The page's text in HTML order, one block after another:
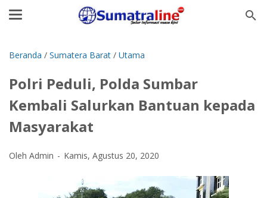
Beranda / Sumatera Barat / Utama
Polri Peduli, Polda Sumbar
Kembali Salurkan Bantuan kepada
Masyarakat
Oleh Admin Kamis, Agustus 20, 2020